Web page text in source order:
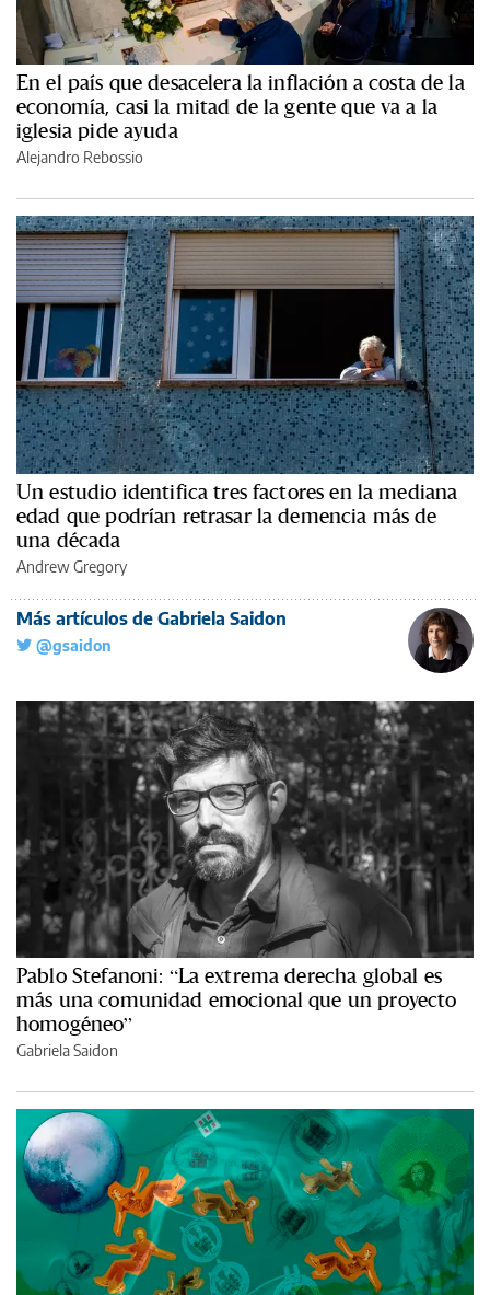
En el país que desacelera la inflación a costa de la
economía, casi la mitad de la gente que va a la
iglesia pide ayuda
Alejandro Rebossio
Un estudio identifica tres factores en la mediana
edad que podrían retrasar la demencia más de
una década
Andrew Gregory
Más artículos de Gabriela Saidon
@gsaidon
Pablo Stefanoni: “La extrema derecha global es
más una comunidad emocional que un proyecto
homogéneo”
Gabriela Saidon